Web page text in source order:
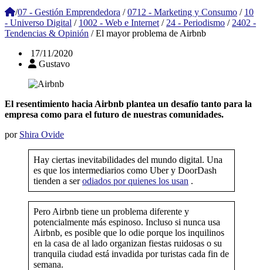
/07 - Gestión Emprendedora / 0712 - Marketing y Consumo / 10
- Universo Digital / 1002 - Web e Internet / 24 - Periodismo / 2402 -
Tendencias & Opinión /El mayor problema de Airbnb
17/11/2020
Gustavo
El resentimiento hacia Airbnb plantea un desafío tanto para la
empresa como para el futuro de nuestras comunidades.
por Shira Ovide
Hay ciertas inevitabilidades del mundo digital. Una
es que los intermediarios como Uber y DoorDash
tienden a serodiados por quienes los usan .
Pero Airbnb tiene un problema diferente y
potencialmente más espinoso. Incluso si nunca usa
Airbnb, es posible que lo odie porque los inquilinos
en la casa de al lado organizan fiestas ruidosas o su
tranquila ciudad está invadida por turistas cada fin de
semana.